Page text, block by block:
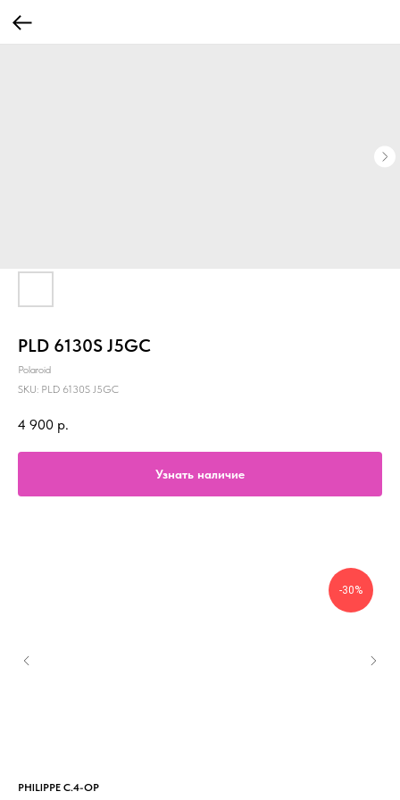
PLD 6130S J5GC
Polaroid
SKU: PLD 6130S J5GC
4 900 р.
Узнать наличие
-30%
PHILIPPE C.4-OP